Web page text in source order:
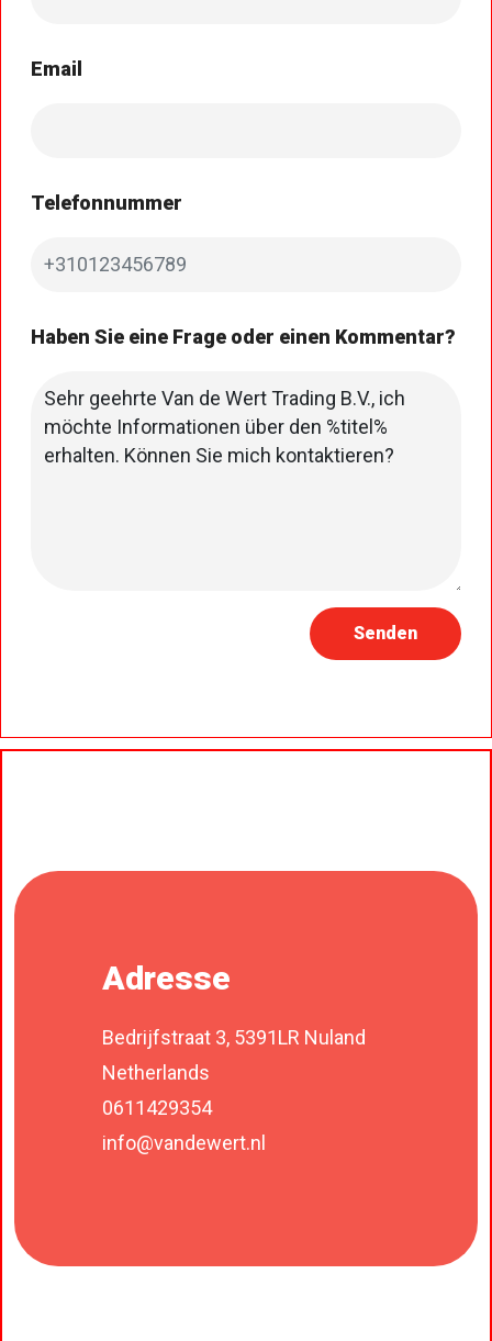
Email
Telefonnummer
Haben Sie eine Frage oder einen Kommentar?
Senden
Adresse
Bedrijfstraat 3, 5391LR Nuland
Netherlands
0611429354
info@vandewert.nl